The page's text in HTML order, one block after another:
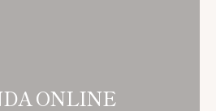
ONLINE